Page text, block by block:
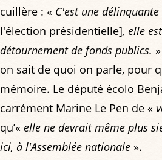
cuillère : « C'est une
l'élection présidentielle], elle
détournement de fonds publics.
on sait de quoi on parle, pour
mémoire. Le député écolo
carrément Marine Le Pen de «
qu’« elle ne devrait même plus
ici, à l'Assemblée nationale ».